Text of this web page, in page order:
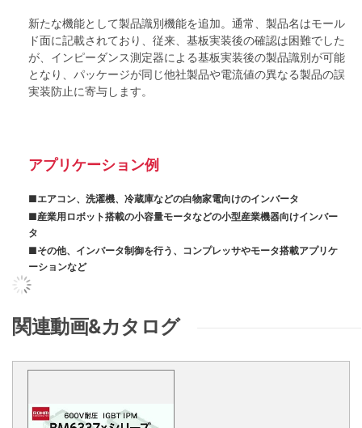
新たな機能として製品識別機能を追加。通常、製品名はモール
ド面に記載されており、従来、基板実装後の確認は困難でした
が、インピーダンス測定器による基板実装後の製品識別が可能
となり、パッケージが同じ他社製品や電流値の異なる製品の誤
実装防止に寄与します。
アプリケーション例
■エアコン、洗濯機、冷蔵庫などの白物家電向けのインバータ
■産業用ロボット搭載の小容量モータなどの小型産業機器向けインバー
タ
■その他、インバータ制御を行う、コンプレッサやモータ搭載アプリケ
ーションなど
関連動画&カタログ